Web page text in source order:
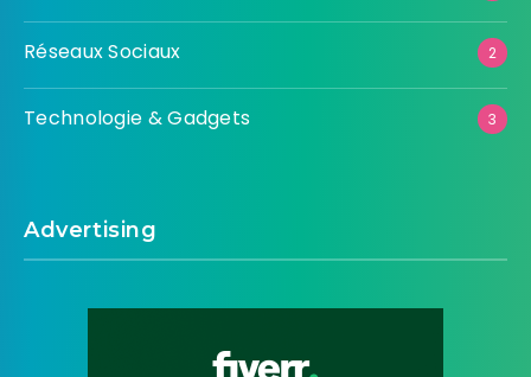
Réseaux Sociaux 2
Technologie & Gadgets 3
Advertising